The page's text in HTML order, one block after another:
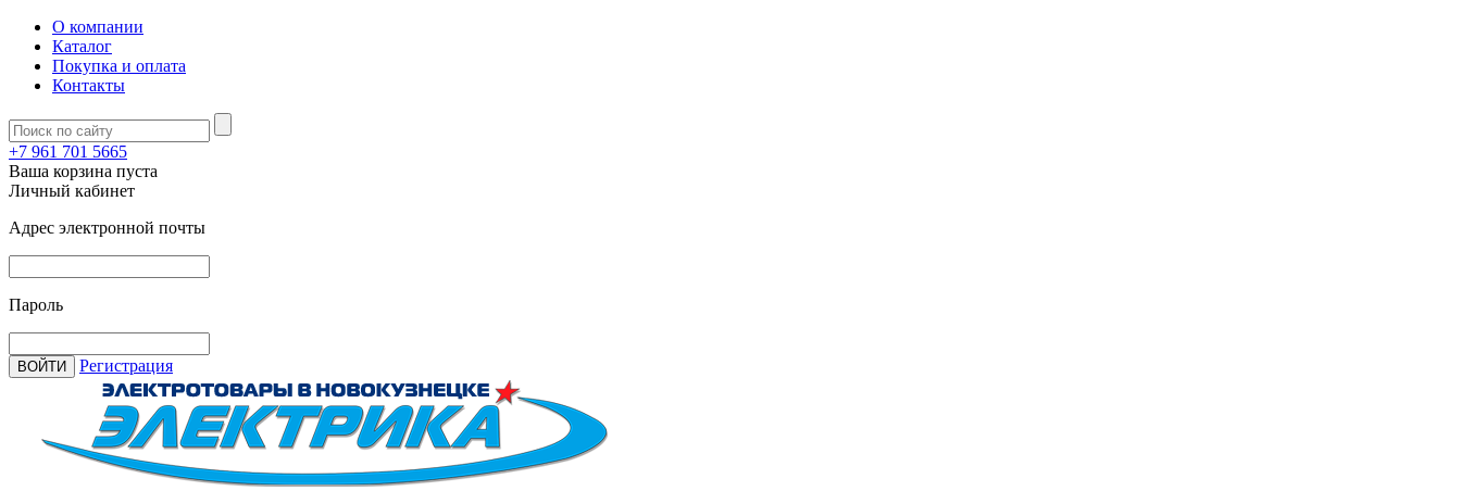
О компании
Каталог
Покупка и оплата
Контакты
+7 961 701 5665
Ваша корзина пуста
Личный кабинет
Адрес электронной почты
Пароль
ВОЙТИ Регистрация